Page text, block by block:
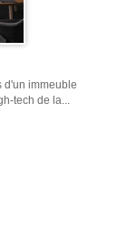
d'un immeuble
tech de la...